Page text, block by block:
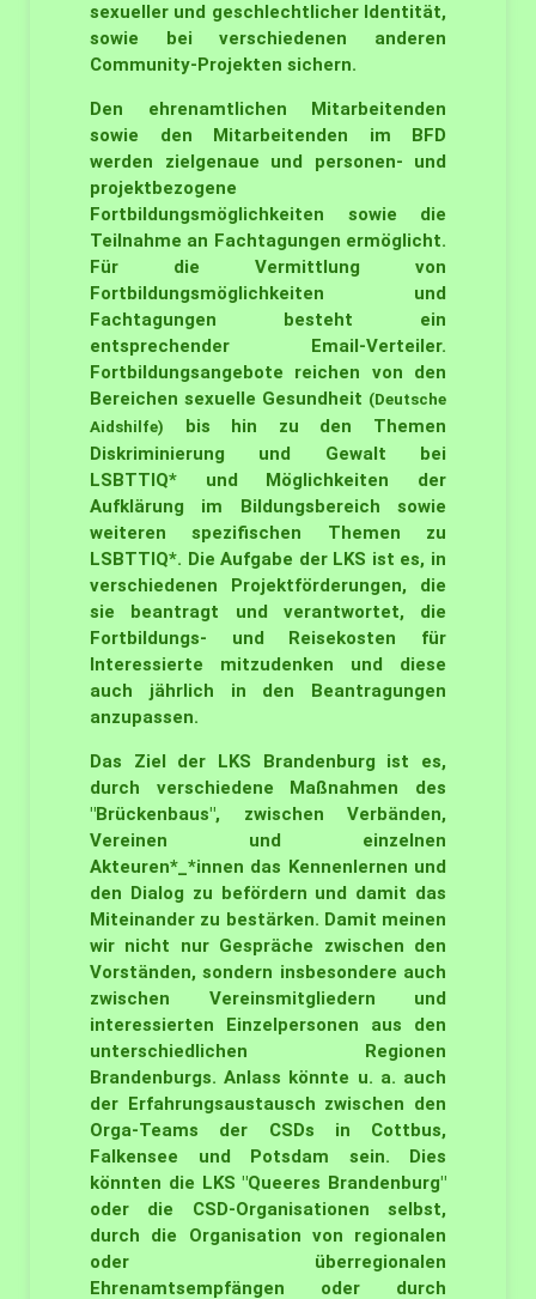
sexueller und geschlechtlicher Identität,
sowie bei verschiedenen anderen
Community-Projekten sichern.
Den ehrenamtlichen Mitarbeitenden
sowie den Mitarbeitenden im BFD
werden zielgenaue und personen- und
projektbezogene
Fortbildungsmöglichkeiten sowie die
Teilnahme an Fachtagungen ermöglicht.
Für die Vermittlung von
Fortbildungsmöglichkeiten und
Fachtagungen besteht ein
entsprechender Email-Verteiler.
Fortbildungsangebote reichen von den
Bereichen sexuelle Gesundheit (Deutsche
Aidshilfe)
bis hin zu den Themen
Diskriminierung und Gewalt bei
LSBTTIQ* und Möglichkeiten der
Aufklärung im Bildungsbereich sowie
weiteren spezifischen Themen zu
LSBTTIQ*. Die Aufgabe der LKS ist es, in
verschiedenen Projektförderungen, die
sie beantragt und verantwortet, die
Fortbildungs- und Reisekosten für
Interessierte mitzudenken und diese
auch jährlich in den Beantragungen
anzupassen.
Das Ziel der LKS Brandenburg ist es,
durch verschiedene Maßnahmen des
"Brückenbaus", zwischen Verbänden,
Vereinen und einzelnen
Akteuren*_*innen das Kennenlernen und
den Dialog zu befördern und damit das
Miteinander zu bestärken. Damit meinen
wir nicht nur Gespräche zwischen den
Vorständen, sondern insbesondere auch
zwischen Vereinsmitgliedern und
interessierten Einzelpersonen aus den
unterschiedlichen Regionen
Brandenburgs. Anlass könnte u. a. auch
der Erfahrungsaustausch zwischen den
Orga-Teams der CSDs in Cottbus,
Falkensee und Potsdam sein. Dies
könnten die LKS "Queeres Brandenburg"
oder die CSD-Organisationen selbst,
durch die Organisation von regionalen
oder überregionalen
Ehrenamtsempfängen oder durch